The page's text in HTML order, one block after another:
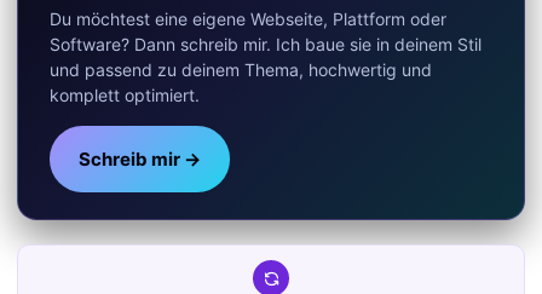
Du möchtest eine eigene Webseite, Plattform oder
Software? Dann schreib mir. Ich baue sie in deinem Stil
und passend zu deinem Thema, hochwertig und
komplett optimiert.
Schreib mir →